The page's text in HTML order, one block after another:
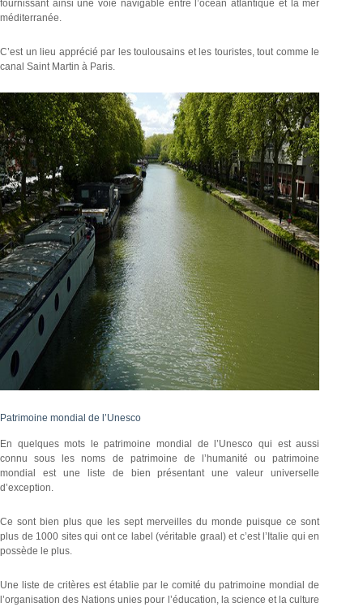
fournissant ainsi une voie navigable entre l’océan atlantique et la mer
méditerranée.
C’est un lieu apprécié par les toulousains et les touristes, tout comme le
canal Saint Martin à Paris.
Patrimoine mondial de l’Unesco
En quelques mots le patrimoine mondial de l’Unesco qui est aussi
connu sous les noms de patrimoine de l’humanité ou patrimoine
mondial est une liste de bien présentant une valeur universelle
d’exception.
Ce sont bien plus que les sept merveilles du monde puisque ce sont
plus de 1000 sites qui ont ce label (véritable graal) et c’est l’Italie qui en
possède le plus.
Une liste de critères est établie par le comité du patrimoine mondial de
l’organisation des Nations unies pour l’éducation, la science et la culture